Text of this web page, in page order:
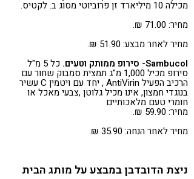
מכילה 10 מיליארד זן פרוביוטי מסוג ב. לקטיס.
מחיר: 71.00 ₪.
מחיר לאחר מבצע: 51.90 ₪.
Sambucol- סירופ ממותק וטעים.
כל 5 מ"ל
סירופ מכיל 1,000 מ"ג תמצית סמבוק שחור עם
הרכיב הפעיל AntiVirin , יחד עם ויטמין C עשיר
בנוגדי חמצון, אינו מכיל גלוטן ,צבעי מאכל או
חומרי טעם מלאכותיים
מחיר: 59.90 ₪.
מחיר לאחר הנחה: 35.90 ₪.
ניצת הדובדבן במבצע על מותג הבית